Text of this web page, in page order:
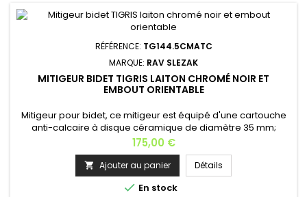
RÉFÉRENCE: TG144.5CMATC
MARQUE: RAV SLEZAK
MITIGEUR BIDET TIGRIS LAITON CHROMÉ NOIR ET
EMBOUT ORIENTABLE
Mitigeur pour bidet, ce mitigeur est équipé d'une cartouche
anti-calcaire à disque céramique de diamètre 35 mm;
cartouche KA3514; avec un aérateur en caoutchouc qui
empêche le dépôt du calcaire.Caractéristiques du
produit: .5: pas 150 mm Cartouche: KA3514, 35 mm Matière:
laiton Mitigeur sans siphonHauteur: 16,5 cmPoids: 2
kgGarantie: 6 ans Ce modèle est...
Prix
175,00 €
 Ajouter au panier Détails
 En stock